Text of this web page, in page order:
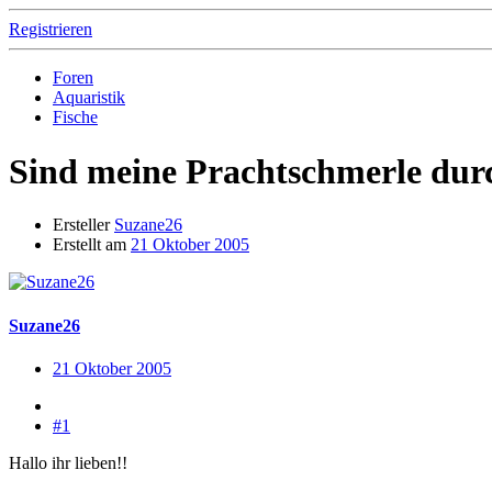
Registrieren
Foren
Aquaristik
Fische
Sind meine Prachtschmerle
Ersteller Suzane26
Erstellt am 21 Oktober 2005
Suzane26
21 Oktober 2005
#1
Hallo ihr lieben!!